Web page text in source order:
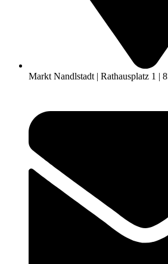
Markt Nandlstadt | Rathausplatz 1 |